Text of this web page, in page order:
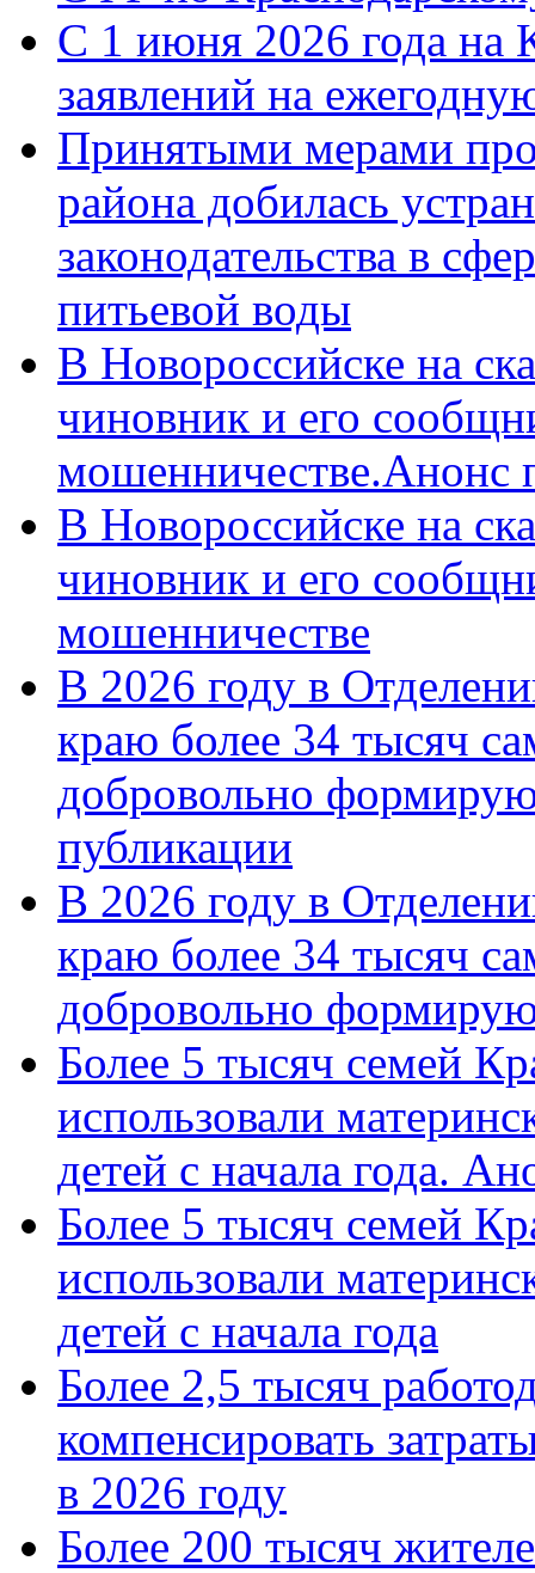
С 1 июня 2026 года на
заявлений на
Принятыми мерами
района добилась
законодательства в
питьевой воды
В Новороссийске на
чиновник и его
мошенничестве.Анонс
В Новороссийске на
чиновник и его
мошенничестве
В 2026 году в
краю более 34 тысяч
добровольно
публикации
В 2026 году в
краю более 34 тысяч
добровольно
Более 5 тысяч семей
использовали
детей с начала года.
Более 5 тысяч семей
использовали
детей с начала года
Более 2,5 тысяч
компенсировать
в 2026 году
Более 200 тысяч